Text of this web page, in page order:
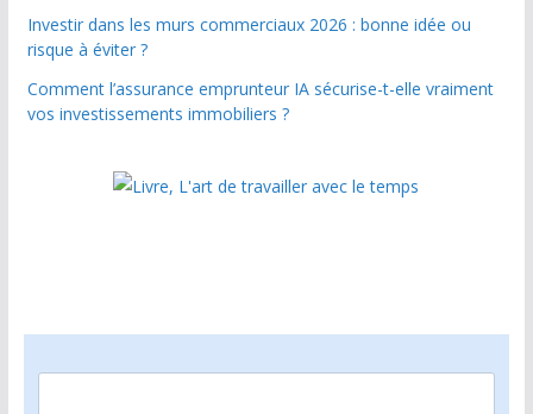
Investir dans les murs commerciaux 2026 : bonne idée ou
risque à éviter ?
Comment l’assurance emprunteur IA sécurise-t-elle vraiment
vos investissements immobiliers ?